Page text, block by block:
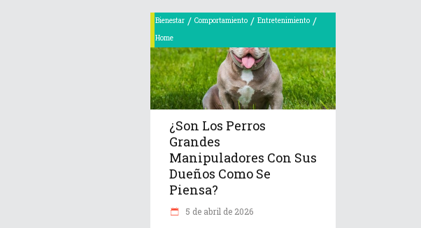
Bienestar / Comportamiento / Entretenimiento /
Home
¿Son Los Perros
Grandes
Manipuladores Con Sus
Dueños Como Se
Piensa?
5 de abril de 2026